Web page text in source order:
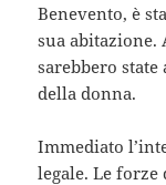
Benevento, è
sua abitazione.
sarebbero
della donna.
Immediato
legale. Le